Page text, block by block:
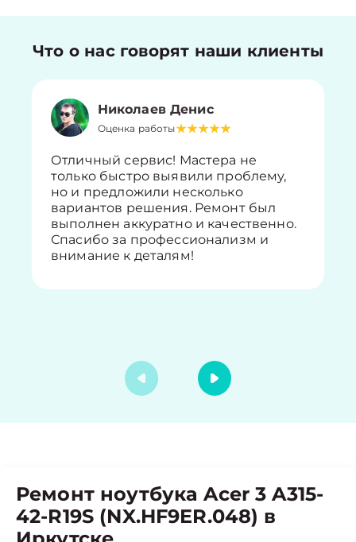
Что о нас говорят наши клиенты
Николаев Денис
Оценка работы
Отличный сервис! Мастера не
только быстро выявили проблему,
но и предложили несколько
вариантов решения. Ремонт был
выполнен аккуратно и качественно.
Спасибо за профессионализм и
внимание к деталям!
Ремонт ноутбука Acer 3 A315-
42-R19S (NX.HF9ER.048) в